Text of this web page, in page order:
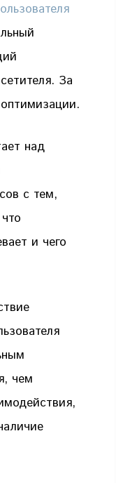
За
над
с тем,
и чего
чем